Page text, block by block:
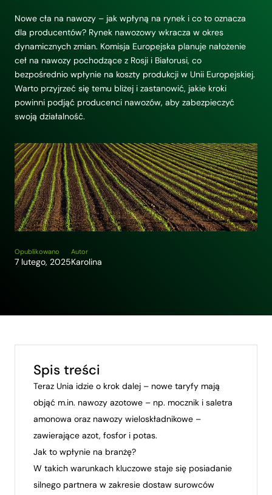
Nowe cła na nawozy – jak wpłyną na rynek i co to oznacza
dla producentów? Rynek nawozowy wkracza w okres
dynamicznych zmian. Komisja Europejska planuje nałożenie
ceł na nawozy pochodzące z Rosji i Białorusi, co
bezpośrednio wpłynie na koszty produkcji w Unii Europejskiej.
Warto przyjrzeć się temu bliżej i zastanowić, jakie kroki
powinni podjąć producenci nawozów, aby zabezpieczyć
swoją działalność.
Opublikowano
7 lutego, 2025
Autor
Karolina
Spis treści
Teraz Unia idzie o krok dalej – nowe taryfy mają
objąć m.in. nawozy azotowe – np. mocznik i saletra
amonowa oraz nawozy wieloskładnikowe –
zawierające azot, fosfor i potas.
Jak to wpłynie na branżę?
W takich warunkach kluczowe staje się posiadanie
silnego partnera w zakresie dostaw surowców